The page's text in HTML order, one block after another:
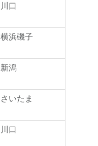
川口
横浜磯子
新潟
さいたま
川口